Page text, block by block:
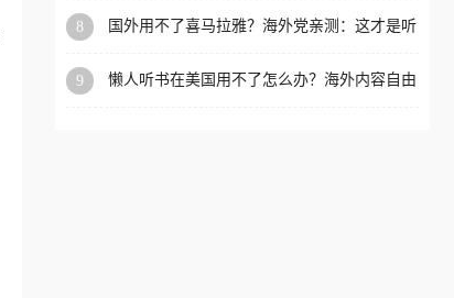
8
国外用不了喜马拉雅？海外党亲测：这才是听
9
懒人听书在美国用不了怎么办？海外内容自由